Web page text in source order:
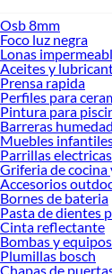
Osb 8mm
Foco luz negra
Lonas
Aceites y
Prensa rapida
Perfiles para
Pintura para
Barreras
Muebles
Parrillas
Griferia de cocina
Accesorios
Bornes de bateria
Pasta de dientes
Cinta reflectante
Bombas y
Plumillas bosch
Chapas de